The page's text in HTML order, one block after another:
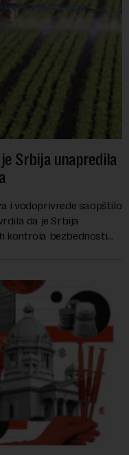
Srbija unapredila
i vodoprivrede saopštilo
da je Srbija
kontrola bezbednosti